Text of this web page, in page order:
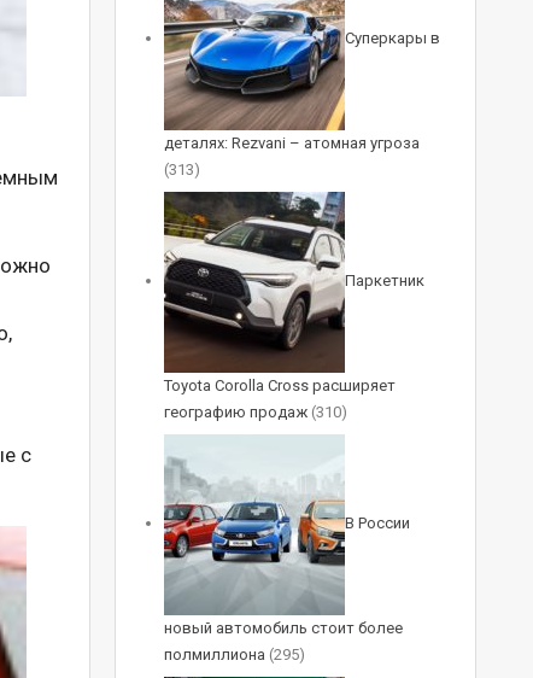
с
Суперкары в
деталях: Rezvani – атомная угроза
(313)
Паркетник
Toyota Corolla Cross расширяет
географию продаж (310)
В России
новый автомобиль стоит более
полмиллиона (295)